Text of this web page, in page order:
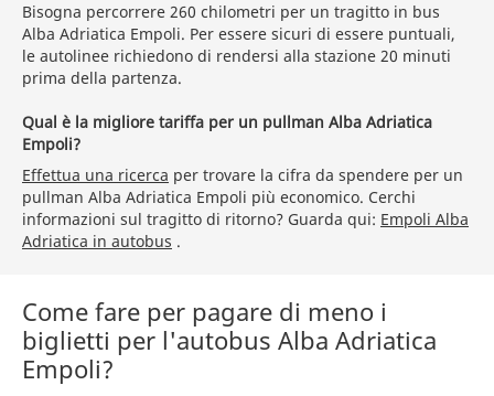
Bisogna percorrere 260 chilometri per un tragitto in bus
Alba Adriatica Empoli. Per essere sicuri di essere puntuali,
le autolinee richiedono di rendersi alla stazione 20 minuti
prima della partenza.
Qual è la migliore tariffa per un pullman Alba Adriatica
Empoli?
Effettua una ricerca per trovare la cifra da spendere per un
pullman Alba Adriatica Empoli più economico. Cerchi
informazioni sul tragitto di ritorno? Guarda qui: Empoli Alba
Adriatica in autobus .
Come fare per pagare di meno i
biglietti per l'autobus Alba Adriatica
Empoli?